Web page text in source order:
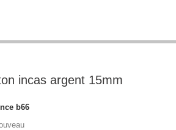
incas argent 15mm
b66